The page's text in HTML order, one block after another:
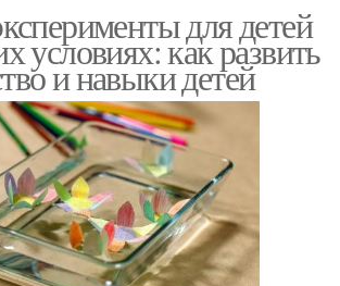
для детей
условиях: как развить
и навыки детей